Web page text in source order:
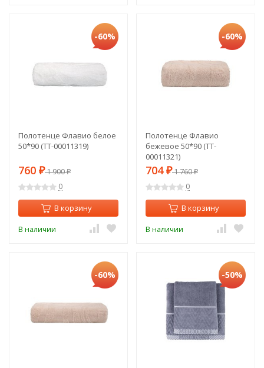
-60%
Полотенце Флавио белое
50*90 (TT-00011319)
760 ₽1 900₽
0
В корзину
В наличии
-60%
Полотенце Флавио
бежевое 50*90 (TT-
00011321)
704 ₽1 760₽
0
В корзину
В наличии
-60% -50%